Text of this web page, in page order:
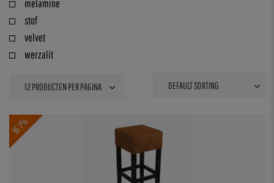
melamine
stof
velvet
werzalit
16.7%